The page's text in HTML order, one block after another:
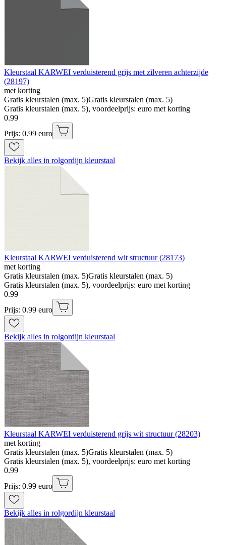
Kleurstaal KARWEI verduisterend grijs met zilveren achterzijde
(28197)
met korting
Gratis kleurstalen (max. 5)Gratis kleurstalen (max. 5)
Gratis kleurstalen (max. 5), voordeelprijs: euro met korting
0.99
Prijs: 0.99 euro
Bekijk alles in rolgordijn kleurstaal
Kleurstaal KARWEI verduisterend wit structuur (28173)
met korting
Gratis kleurstalen (max. 5)Gratis kleurstalen (max. 5)
Gratis kleurstalen (max. 5), voordeelprijs: euro met korting
0.99
Prijs: 0.99 euro
Bekijk alles in rolgordijn kleurstaal
Kleurstaal KARWEI verduisterend grijs wit structuur (28203)
met korting
Gratis kleurstalen (max. 5)Gratis kleurstalen (max. 5)
Gratis kleurstalen (max. 5), voordeelprijs: euro met korting
0.99
Prijs: 0.99 euro
Bekijk alles in rolgordijn kleurstaal